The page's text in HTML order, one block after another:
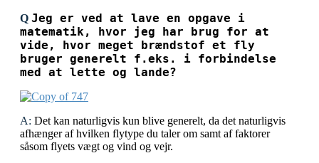
Q Jeg er ved at lave en opgave i
matematik, hvor jeg har brug for at
vide, hvor meget brændstof et fly
bruger generelt f.eks. i forbindelse
med at lette og lande?
A: Det kan naturligvis kun blive generelt, da det naturligvis
afhænger af hvilken flytype du taler om samt af faktorer
såsom flyets vægt og vind og vejr.